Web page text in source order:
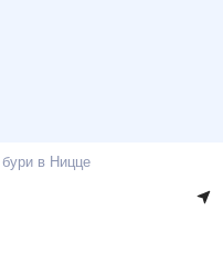
бури в Ницце